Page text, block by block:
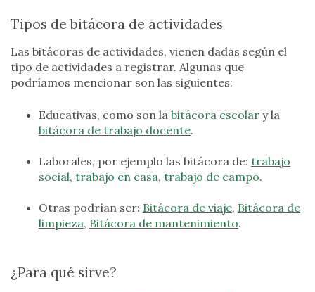
Tipos de bitácora de actividades
Las bitácoras de actividades, vienen dadas según el
tipo de actividades a registrar. Algunas que
podríamos mencionar son las siguientes:
Educativas, como son la bitácora escolar y la
bitácora de trabajo docente.
Laborales, por ejemplo las bitácora de: trabajo
social, trabajo en casa, trabajo de campo.
Otras podrían ser: Bitácora de viaje, Bitácora de
limpieza, Bitácora de mantenimiento.
¿Para qué sirve?